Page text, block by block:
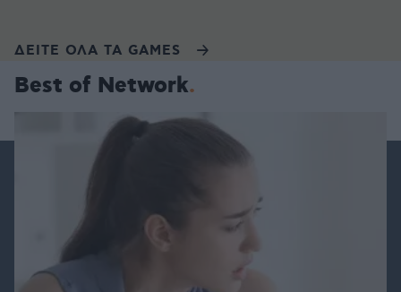
ΔΕΙΤΕ ΟΛΑ ΤΑ GAMES
Best of Network